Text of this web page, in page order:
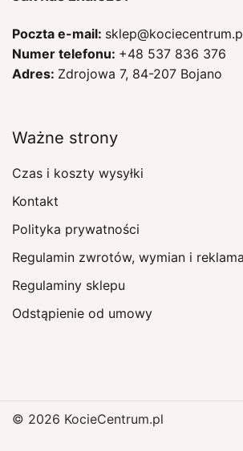
Poczta e-mail:
Numer telefonu: +48 537 836 376
Adres: Zdrojowa 7, 84-207 Bojano
Ważne strony
Czas i koszty wysyłki
Kontakt
Polityka prywatności
Regulamin zwrotów, wymian i
Regulaminy sklepu
Odstąpienie od umowy
© 2026 KocieCentrum.pl